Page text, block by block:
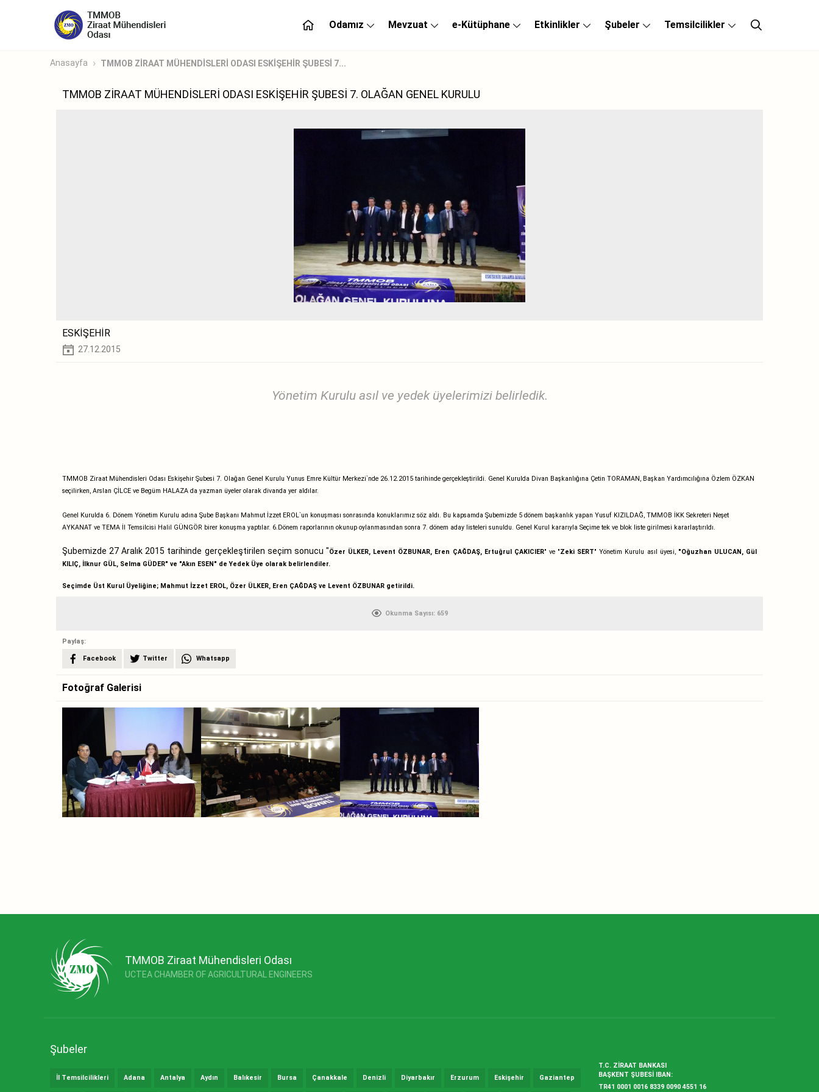
Odamız Mevzuat e-Kütüphane Etkinlikler Şubeler Temsilcilikler
Anasayfa TMMOB ZİRAAT MÜHENDİSLERİ ODASI ESKİŞEHİR ŞUBESİ 7...
TMMOB ZİRAAT MÜHENDİSLERİ ODASI ESKİŞEHİR ŞUBESİ 7. OLAĞAN GENEL KURULU
ESKİŞEHİR
27.12.2015
Yönetim Kurulu asıl ve yedek üyelerimizi belirledik.
TMMOB Ziraat Mühendisleri Odası Eskişehir Şubesi 7. Olağan Genel Kurulu Yunus Emre Kültür Merkezi`nde 26.12.2015 tarihinde gerçekleştirildi. Genel Kurulda Divan Başkanlığına Çetin TORAMAN, Başkan Yardımcılığına Özlem ÖZKAN
seçilirken, Arslan ÇİLCE ve Begüm HALAZA da yazman üyeler olarak divanda yer aldılar.
Genel Kurulda 6. Dönem Yönetim Kurulu adına Şube Başkanı Mahmut İzzet EROL`un konuşması sonrasında konuklarımız söz aldı. Bu kapsamda Şubemizde 5 dönem başkanlık yapan Yusuf KIZILDAĞ, TMMOB İKK Sekreteri Neşet
AYKANAT ve TEMA İl Temsilcisi Halil GÜNGÖR birer konuşma yaptılar. 6.Dönem raporlarının okunup oylanmasından sonra 7. dönem aday listeleri sunuldu. Genel Kurul kararıyla Seçime tek ve blok liste girilmesi kararlaştırıldı.
Şubemizde 27 Aralık 2015 tarihinde gerçekleştirilen seçim sonucu "Özer ÜLKER, Levent ÖZBUNAR, Eren ÇAĞDAŞ, Ertuğrul ÇAKICIER" ve "Zeki SERT" Yönetim Kurulu asıl üyesi "Oğuzhan ULUCAN, Gül
KILIÇ, İlknur GÜL, Selma GÜDER" ve "Akın ESEN" de Yedek Üye olarak belirlendiler.
Seçimde Üst Kurul Üyeliğine; Mahmut İzzet EROL, Özer ÜLKER, Eren ÇAĞDAŞ ve Levent ÖZBUNAR getirildi.
Okunma Sayısı: 659
Paylaş:
Facebook Twitter Whatsapp
Fotoğraf Galerisi
TMMOB Ziraat Mühendisleri Odası
UCTEA CHAMBER OF AGRICULTURAL ENGINEERS
Şubeler
İl Temsilcilikleri Adana Antalya Aydın Balıkesir Bursa Çanakkale Denizli Diyarbakır Erzurum Eskişehir Gaziantep
T.C. ZİRAAT BANKASI
BAŞKENT ŞUBESİ IBAN:
TR41 0001 0016 8339 0090 4551 16